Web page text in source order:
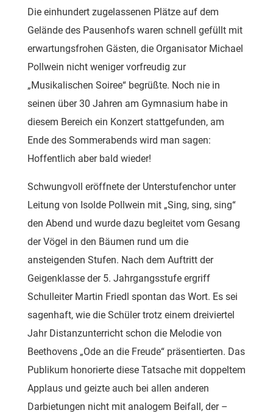
Die einhundert zugelassenen Plätze auf dem
Gelände des Pausenhofs waren schnell gefüllt mit
erwartungsfrohen Gästen, die Organisator Michael
Pollwein nicht weniger vorfreudig zur
„Musikalischen Soiree“ begrüßte. Noch nie in
seinen über 30 Jahren am Gymnasium habe in
diesem Bereich ein Konzert stattgefunden, am
Ende des Sommerabends wird man sagen:
Hoffentlich aber bald wieder!
Schwungvoll eröffnete der Unterstufenchor unter
Leitung von Isolde Pollwein mit „Sing, sing, sing“
den Abend und wurde dazu begleitet vom Gesang
der Vögel in den Bäumen rund um die
ansteigenden Stufen. Nach dem Auftritt der
Geigenklasse der 5. Jahrgangsstufe ergriff
Schulleiter Martin Friedl spontan das Wort. Es sei
sagenhaft, wie die Schüler trotz einem dreiviertel
Jahr Distanzunterricht schon die Melodie von
Beethovens „Ode an die Freude“ präsentierten. Das
Publikum honorierte diese Tatsache mit doppeltem
Applaus und geizte auch bei allen anderen
Darbietungen nicht mit analogem Beifall, der –